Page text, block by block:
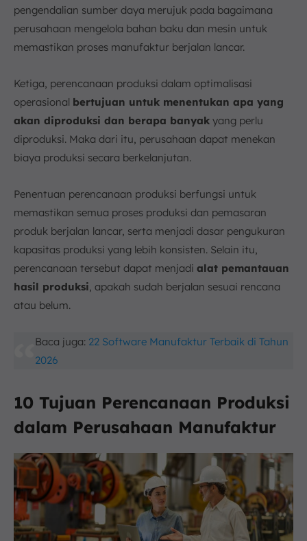
pengendalian sumber daya merujuk pada bagaimana
perusahaan mengelola bahan baku dan mesin untuk
memastikan proses manufaktur berjalan lancar.
Ketiga, perencanaan produksi dalam optimalisasi
operasional bertujuan untuk menentukan apa yang
akan diproduksi dan berapa banyak yang perlu
diproduksi. Maka dari itu, perusahaan dapat menekan
biaya produksi secara berkelanjutan.
Penentuan perencanaan produksi berfungsi untuk
memastikan semua proses produksi dan pemasaran
produk berjalan lancar, serta menjadi dasar pengukuran
kapasitas produksi yang lebih konsisten. Selain itu,
perencanaan tersebut dapat menjadi alat pemantauan
hasil produksi, apakah sudah berjalan sesuai rencana
atau belum.
Baca juga: 22 Software Manufaktur Terbaik di Tahun
2026
10 Tujuan Perencanaan Produksi
dalam Perusahaan Manufaktur